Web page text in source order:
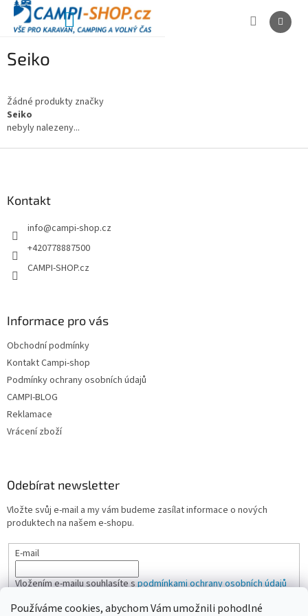
Používáme cookies, abychom Vám umožnili pohodlné
Přejít
obsah
NÁKUPNÍ
Seiko
Žádné produkty značky
Seiko
nebyly nalezeny...
Kontakt
info@campi-shop.cz
+420778887500
CAMPI-SHOP.cz
Informace pro vás
Obchodní podmínky
Kontakt Campi-shop
Podmínky ochrany osobních údajů
CAMPI-BLOG
Reklamace
Vrácení zboží
Odebírat newsletter
Vložte svůj e-mail a my vám budeme zasílat informace o nových
produktech na našem e-shopu.
E-mail
Vložením e-mailu souhlasíte spodmínkami ochrany osobních údajů